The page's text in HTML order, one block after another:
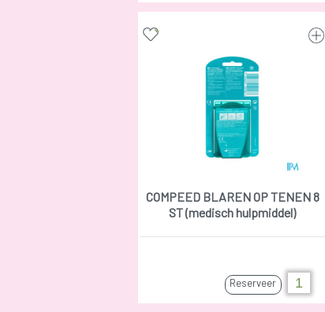
COMPEED BLAREN OP TENEN 8
ST (medisch hulpmiddel)
Reserveer